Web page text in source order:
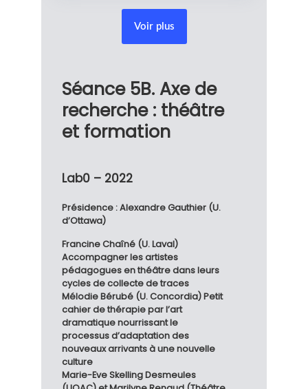
Voir plus
Séance 5B. Axe de
recherche : théâtre
et formation
Lab0 – 2022
Présidence : Alexandre Gauthier (U.
d’Ottawa)
Francine Chaîné (U. Laval)
Accompagner les artistes
pédagogues en théâtre dans leurs
cycles de collecte de traces
Mélodie Bérubé (U. Concordia) Petit
cahier de thérapie par l’art
dramatique nourrissant le
processus d’adaptation des
nouveaux arrivants à une nouvelle
culture
Marie-Eve Skelling Desmeules